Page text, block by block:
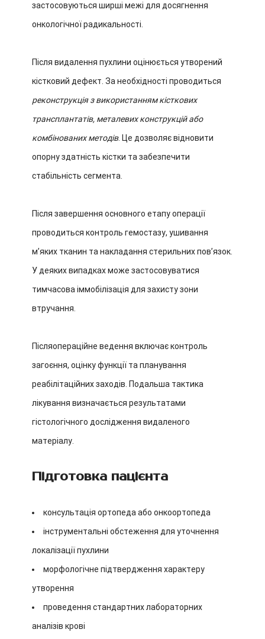
застосовуються ширші межі для досягнення
онкологічної радикальності.
Після видалення пухлини оцінюється утворений
кістковий дефект. За необхідності проводиться
реконструкція з використанням кісткових
трансплантатів, металевих конструкцій або
комбінованих методів. Це дозволяє відновити
опорну здатність кістки та забезпечити
стабільність сегмента.
Після завершення основного етапу операції
проводиться контроль гемостазу, ушивання
м’яких тканин та накладання стерильних пов’язок.
У деяких випадках може застосовуватися
тимчасова іммобілізація для захисту зони
втручання.
Післяопераційне ведення включає контроль
загоєння, оцінку функції та планування
реабілітаційних заходів. Подальша тактика
лікування визначається результатами
гістологічного дослідження видаленого
матеріалу.
Підготовка пацієнта
консультація ортопеда або онкоортопеда
інструментальні обстеження для уточнення
локалізації пухлини
морфологічне підтвердження характеру
утворення
проведення стандартних лабораторних
аналізів крові